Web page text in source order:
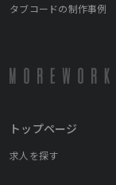
タブコードの制作事例
トップページ
求人を探す